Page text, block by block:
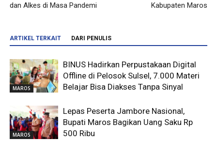
dan Alkes di Masa Pandemi
Kabupaten Maros
ARTIKEL TERKAIT DARI PENULIS
MAROS
BINUS Hadirkan Perpustakaan Digital
Offline di Pelosok Sulsel, 7.000 Materi
Belajar Bisa Diakses Tanpa Sinyal
MAROS
Lepas Peserta Jambore Nasional,
Bupati Maros Bagikan Uang Saku Rp
500 Ribu